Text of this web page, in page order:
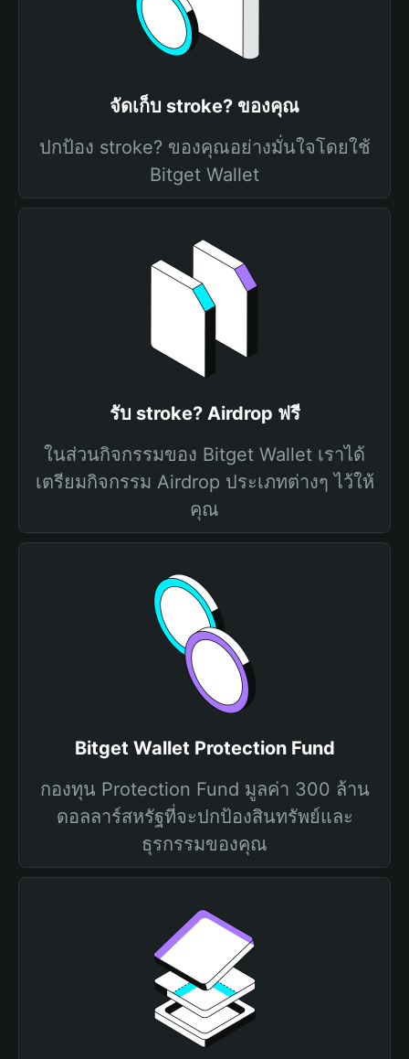
จัดเก็บ stroke? ของคุณ
ปกป้อง stroke? ของคุณอย่างมั่นใจโดยใช้
Bitget Wallet
รับ stroke? Airdrop ฟรี
ในส่วนกิจกรรมของ Bitget Wallet เราได้
เตรียมกิจกรรม Airdrop ประเภทต่างๆ ไว้ให้
คุณ
Bitget Wallet Protection Fund
กองทุน Protection Fund มูลค่า 300 ล้าน
ดอลลาร์สหรัฐที่จะปกป้องสินทรัพย์และ
ธุรกรรมของคุณ